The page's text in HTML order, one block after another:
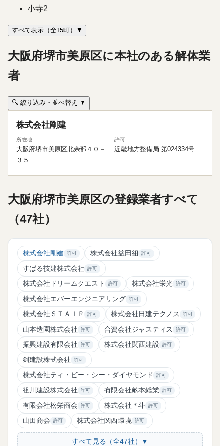
小寺2
すべて表示（全15町）▼
大阪府堺市美原区に本社のある解体業
者
🔍 絞り込み・並べ替え ▼
株式会社剛建
所在地
大阪府堺市美原区北余部４０－
３５
許可
近畿地方整備局 第024334号
大阪府堺市美原区の登録業者すべて
（47社）
株式会社剛建 許可 株式会社益田組 許可
すばる技建株式会社 許可
株式会社ドリームクエスト 許可 株式会社栄光 許可
株式会社エバーエンジニアリング 許可
株式会社ＳＴＡＩＲ 許可 株式会社日建テクノス 許可
山本造園株式会社 許可 合資会社ジャスティス 許可
振興建設有限会社 許可 株式会社関西建設 許可
剣建設株式会社 許可
株式会社ティ・ビー・シー・ダイヤモンド 許可
祖川建設株式会社 許可 有限会社畝本総業 許可
有限会社松栄商会 許可 株式会社＊斗 許可
山田商会 許可 株式会社関西環境 許可
すべて見る（全47社）▼